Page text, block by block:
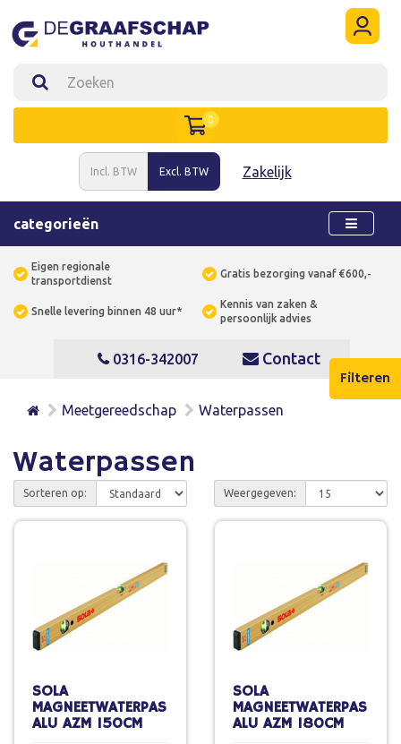
Filteren
Incl. BTW Excl. BTW Zakelijk
0
categorieën
Eigen regionale
transportdienst
Gratis bezorging vanaf €600,-
Snelle levering binnen 48 uur*
Kennis van zaken &
persoonlijk advies
0316-342007 Contact
Meetgereedschap Waterpassen
Waterpassen
Sorteren op: Weergegeven:
SOLA
MAGNEETWATERPAS
ALU AZM 150CM
SOLA
MAGNEETWATERPAS
ALU AZM 180CM